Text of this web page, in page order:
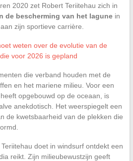
2020 zet Robert Teriitehau zich in
de bescherming van het lagunein
zijn sportieve carrière.
weten over de evolutie van de
voor 2026 is gepland
die verband houden met de
en het mariene milieu. Voor een
opgebouwd op de oceaan, is
anekdotisch. Het weerspiegelt een
de kwetsbaarheid van de plekken die
doet in windsurf ontdekt een
reikt. Zijn milieubewustzijn geeft